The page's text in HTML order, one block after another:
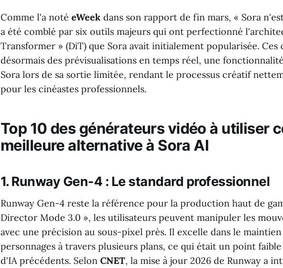
Comme l'a noté eWeek dans son rapport de fin mars, « Sora
a été comblé par six outils majeurs qui ont perfectionné
Transformer » (DiT) que Sora avait initialement popularisée.
désormais des prévisualisations en temps réel, une
Sora lors de sa sortie limitée, rendant le processus créatif
pour les cinéastes professionnels.
Top 10 des générateurs vidéo à utiliser
meilleure alternative à Sora AI
1. Runway Gen-4 : Le standard professionnel
Runway Gen-4 reste la référence pour la production haut de
Director Mode 3.0 », les utilisateurs peuvent manipuler les
avec une précision au sous-pixel près. Il excelle dans le
personnages à travers plusieurs plans, ce qui était un point
d'IA précédents. Selon CNET, la mise à jour 2026 de Runway a